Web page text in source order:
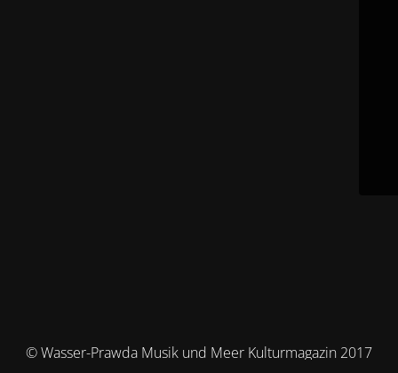
© Wasser-Prawda Musik und Meer Kulturmagazin 2017